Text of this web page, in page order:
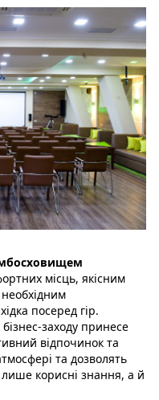
місць, якісним
посеред гір.
бізнес-заходу принесе
відпочинок та
та дозволять
корисні знання, а й